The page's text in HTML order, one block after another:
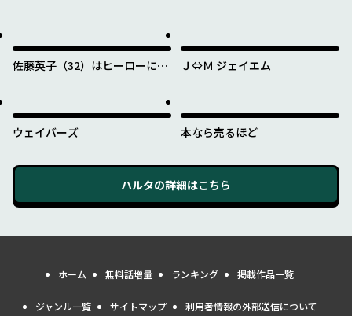
佐藤英子（32）はヒーローにな
Ｊ⇔Ｍ ジェイエム
ウェイバーズ 本なら売るほど
ハルタの詳細はこちら
ホーム 無料話増量 ランキング 掲載作品一覧
ジャンル一覧 サイトマップ 利用者情報の外部送信について